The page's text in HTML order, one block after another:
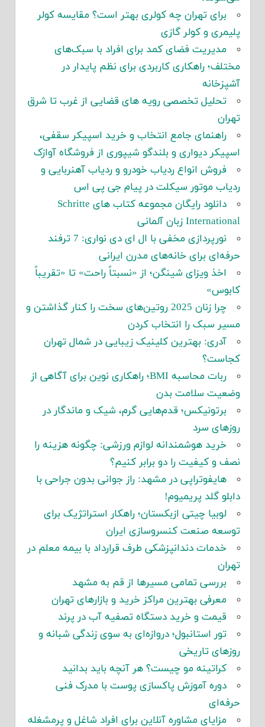
برای تهران چه کولری بهتر است؟ مقایسه کولر
پلیمری و کولر گازی
مدیریت فضای کمد برای افراد با سبک‌های
مختلف؛ راهکاری کاربردی برای نظم پایدار در
آشپزخانه
تحلیل تخصصی رویه های قضایی از غرب تا شرق
تهران
راهنمای جامع انتخاب و خرید اسپیکر سقفی،
اسپیکر دیواری و بلندگو شیپوری از فروشگاه آوازک
فروش انواع ردیاب خودرو و ردیاب آهنربایی و
ردیاب موتور سیکلت در پیام جی پی اس
دانلود رایگان مجموعه کتاب های Schritte
International زبان آلمانی
نورپردازی مخفی با ال ای دی نواری: 7 ترفند
حرفه‌ای برای خانه‌های مدرن ایرانی
اخذ ویزای شینگن؛ از «نسبتاً راحت» تا «تقریباً
کابوس»
چرا زنان 2025 روتین‌های سخت را کنار گذاشتن و
مسیر سبک را انتخاب کردن
آدری: بهترین کلینیک زیبایی در شمال تهران
کجاست؟
ربات محاسبه BMI؛ راهکاری نوین برای آگاهی از
وضعیت سلامت بدن
برتونیکس؛ قدم‌هایی گرم، شیک و ماندگار در
روزهای سرد
خرید هوشمندانه لوازم ورزشی: چگونه هزینه را
نصف و کیفیت را دو برابر کنیم؟
هایفوتراپی در مشهد: راز جوانی بدون جراحی با
دابلو گلد پریمیوم!
لوبیا چیتی ازبکستان؛ راهکار استراتژیک برای
توسعه صنعت کنسروسازی ایران
خدمات دندانپزشکی طرف قرارداد با بیمه معلم در
تهران
بررسی تمامی مسیرها از قم به مشهد
معرفی بهترین مراکز خرید و بازارهای تهران
قیمت و خرید دستگاه تصفیه آب در پرند
تور استانبول؛ دروازه‌ای به سوی زندگی شبانه و
روزهای تاریخی
کراتینه مو چیست؟ هر آنچه باید بدانید
دوره آموزش پاکسازی پوست با مدرک فنی
حرفه‌ای
مزایای مشاوره آنلاین برای افراد شاغل و پرمشغله